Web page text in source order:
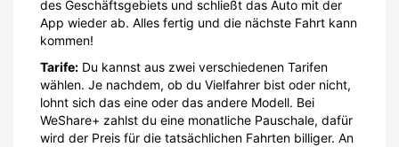
des Geschäftsgebiets und schließt das Auto mit der
App wieder ab. Alles fertig und die nächste Fahrt kann
kommen!
Tarife: Du kannst aus zwei verschiedenen Tarifen
wählen. Je nachdem, ob du Vielfahrer bist oder nicht,
lohnt sich das eine oder das andere Modell. Bei
WeShare+ zahlst du eine monatliche Pauschale, dafür
wird der Preis für die tatsächlichen Fahrten billiger. An